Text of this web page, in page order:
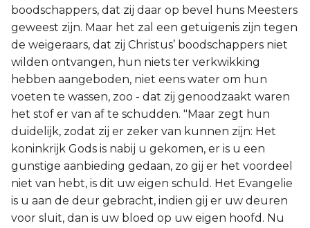
boodschappers, dat zij daar op bevel huns Meesters
geweest zijn. Maar het zal een getuigenis zijn tegen
de weigeraars, dat zij Christus’ boodschappers niet
wilden ontvangen, hun niets ter verkwikking
hebben aangeboden, niet eens water om hun
voeten te wassen, zoo - dat zij genoodzaakt waren
het stof er van af te schudden. "Maar zegt hun
duidelijk, zodat zij er zeker van kunnen zijn: Het
koninkrijk Gods is nabij u gekomen, er is u een
gunstige aanbieding gedaan, zo gij er het voordeel
niet van hebt, is dit uw eigen schuld. Het Evangelie
is u aan de deur gebracht, indien gij er uw deuren
voor sluit, dan is uw bloed op uw eigen hoofd. Nu